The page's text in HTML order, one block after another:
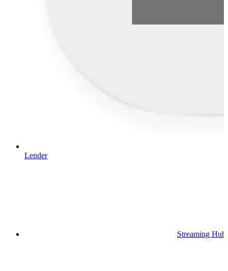
Lender
Streaming Hub